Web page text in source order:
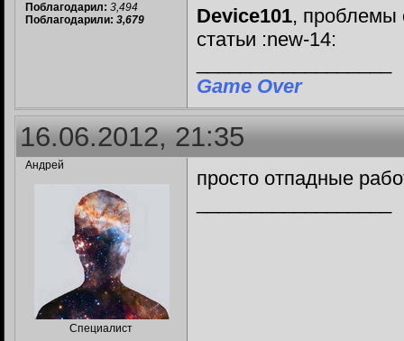
Поблагодарил: 3,494
Поблагодарили: 3,679 Device101, проблемы
статьи :new-14:
Game Over
16.06.2012, 21:35
Андрей
Специалист
просто отпадные